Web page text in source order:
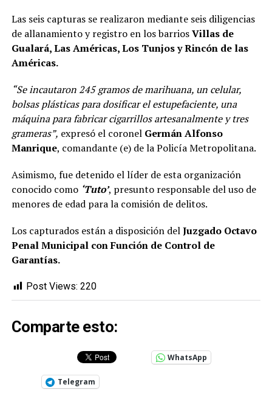
Las seis capturas se realizaron mediante seis diligencias
de allanamiento y registro en los barriosVillas de
Gualará, Las Américas, Los Tunjos y Rincón de las
Américas.
“Se incautaron 245 gramos de marihuana, un celular,
bolsas plásticas para dosificar el estupefaciente, una
máquina para fabricar cigarrillos artesanalmente y tres
grameras”, expresó el coronel Germán Alfonso
Manrique, comandante (e) de la Policía Metropolitana.
Asimismo, fue detenido el líder de esta organización
conocido como ‘Tuto’, presunto responsable del uso de
menores de edad para la comisión de delitos.
Los capturados están a disposición delJuzgado Octavo
Penal Municipal con Función de Control de
Garantías.
Post Views: 220
Comparte esto:
WhatsApp
Telegram